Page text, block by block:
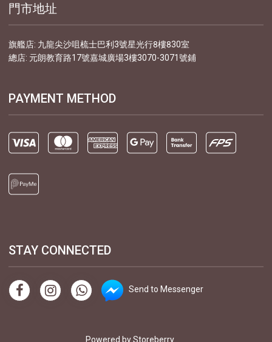
門市地址
旗艦店: 九龍尖沙咀梳士巴利3號星光行8樓830室
總店: 元朗教育路17號嘉城廣場3樓3070-3071號鋪
PAYMENT METHOD
STAY CONNECTED
Send to Messenger
Powered byStoreberry